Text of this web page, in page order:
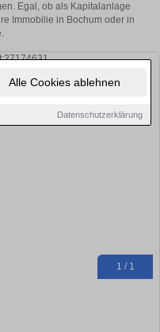
Alle Cookies ablehnen
Datenschutzerklärung
Egal, ob als Kapitalanlage
Immobilie in Bochum oder in
1 / 1